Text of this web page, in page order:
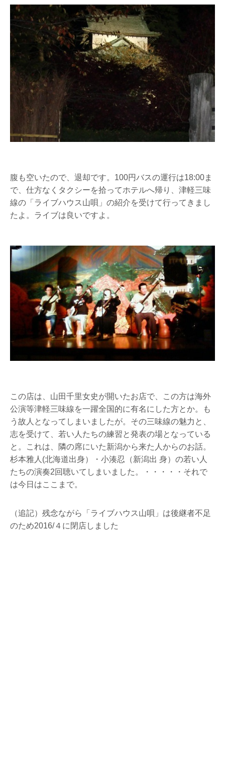
腹も空いたので、退却です。100円バスの運行は18:00ま
で、仕方なくタクシーを拾ってホテルへ帰り、津軽三味
線の「ライブハウス山唄」の紹介を受けて行ってきまし
たよ。ライブは良いですよ。
この店は、山田千里女史が開いたお店で、この方は海外
公演等津軽三味線を一躍全国的に有名にした方とか。も
う故人となってしまいましたが。その三味線の魅力と、
志を受けて、若い人たちの練習と発表の場となっている
と。これは、隣の席にいた新潟から来た人からのお話。
杉本雅人(北海道出身）・小湊忍（新潟出 身）の若い人
たちの演奏2回聴いてしまいました。・・・・・それで
は今日はここまで。
（追記）残念ながら「ライブハウス山唄」は後継者不足
のため2016/４に閉店しました